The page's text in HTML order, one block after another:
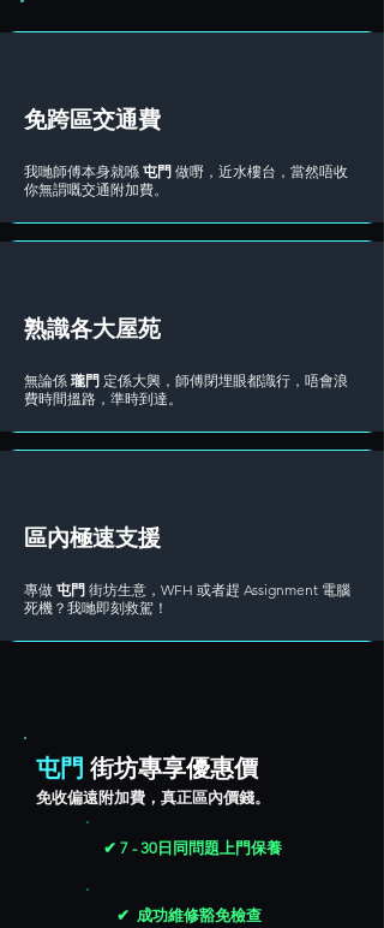
免跨區交通費
我哋師傅本身就喺 屯門 做嘢，近水樓台，當然唔收
你無謂嘅交通附加費。
熟識各大屋苑
無論係 瓏門 定係大興，師傅閉埋眼都識行，唔會浪
費時間搵路，準時到達。
區內極速支援
專做 屯門 街坊生意，WFH 或者趕 Assignment 電腦
死機？我哋即刻救駕！
屯門 街坊專享優惠價
免收偏遠附加費，真正區內價錢。
✔ 7 - 30日同問題上門保養
✔ 成功維修豁免檢查